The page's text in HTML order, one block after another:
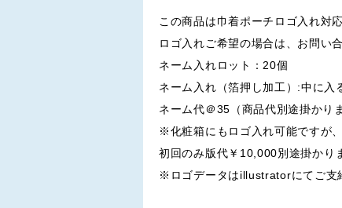
この商品は巾着ポーチロゴ入れ対
ロゴ入れご希望の場合は、お問い
ネーム入れロット：20個
ネーム入れ（箔押し加工）:中に入
ネーム代＠35（商品代別途掛かり
※化粧箱にもロゴ入れ可能ですが
初回のみ版代￥10,000別途掛かり
※ロゴデータはillustratorにてご支